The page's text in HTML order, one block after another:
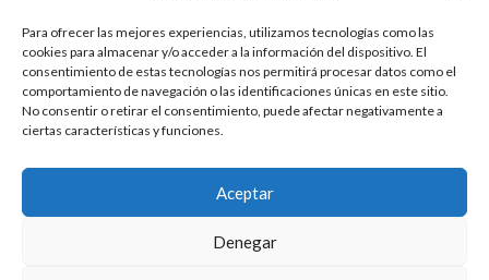
Para ofrecer las mejores experiencias, utilizamos tecnologías como las
cookies para almacenar y/o acceder a la información del dispositivo. El
consentimiento de estas tecnologías nos permitirá procesar datos como el
comportamiento de navegación o las identificaciones únicas en este sitio.
No consentir o retirar el consentimiento, puede afectar negativamente a
ciertas características y funciones.
Aceptar
Denegar
ENTRADAS RECIENTES
POLÍTICAS
2025 | Evolucion-A Competicion: Fabricación y distribución,
comercialización de repuestos para automóvil